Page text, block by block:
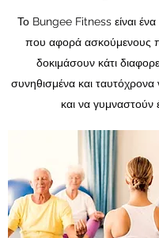
Το Bungee Fitness είναι
που αφορά ασκούμενους
δοκιμάσουν κάτι
συνηθισμένα και
και να γυμναστούν